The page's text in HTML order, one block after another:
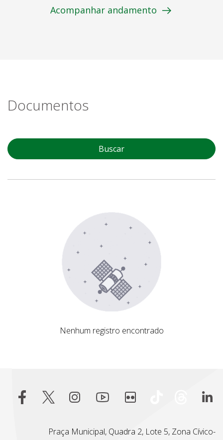
Acompanhar andamento
Documentos
Buscar
Nenhum registro encontrado
Nenhum registro encontrado
Praça Municipal, Quadra 2, Lote 5, Zona Cívico-